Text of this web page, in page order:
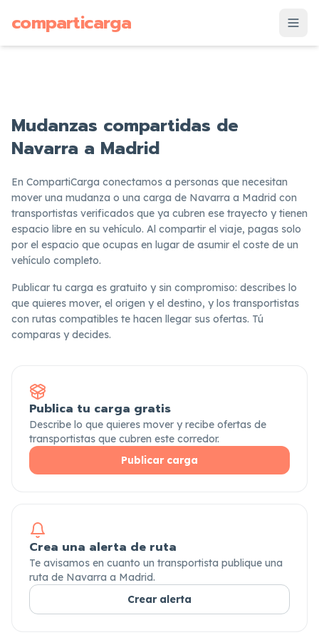
comparticarga
Mudanzas compartidas de
Navarra a Madrid
En CompartiCarga conectamos a personas que necesitan
mover una mudanza o una carga de Navarra a Madrid con
transportistas verificados que ya cubren ese trayecto y tienen
espacio libre en su vehículo. Al compartir el viaje, pagas solo
por el espacio que ocupas en lugar de asumir el coste de un
vehículo completo.
Publicar tu carga es gratuito y sin compromiso: describes lo
que quieres mover, el origen y el destino, y los transportistas
con rutas compatibles te hacen llegar sus ofertas. Tú
comparas y decides.
Publica tu carga gratis
Describe lo que quieres mover y recibe ofertas de
transportistas que cubren este corredor.
Publicar carga
Crea una alerta de ruta
Te avisamos en cuanto un transportista publique una
ruta de Navarra a Madrid.
Crear alerta